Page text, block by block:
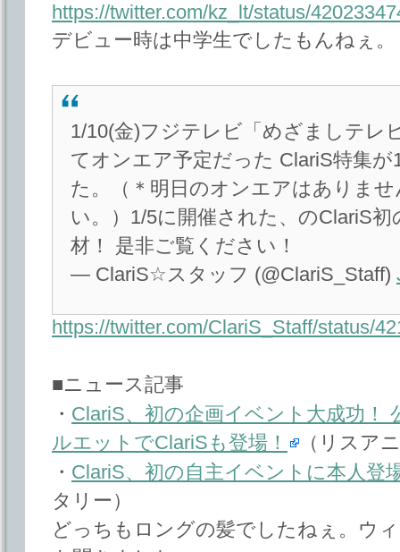
https://twitter.com/kz_lt/status/
デビュー時は中学生でしたもんねぇ。
1/10(金)フジテレビ「めざましテレ
てオンエア予定だった ClariS特集
た。（＊明日のオンエアはありま
い。）1/5に開催された、のClariS
材！ 是非ご覧ください！
— ClariS☆スタッフ (@ClariS_Staff)
https://twitter.com/ClariS_Staff/status/
■ニュース記事
・ ClariS、初の企画イベント大成功！
ルエットでClariSも登場！
（リスア
・ ClariS、初の自主イベントに本人登
タリー）
どっちもロングの髪でしたねぇ。ウ